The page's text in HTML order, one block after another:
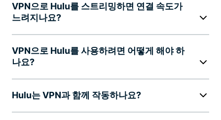
VPN으로 Hulu를 스트리밍하면 연결 속도가
느려지나요?
VPN으로 Hulu를 사용하려면 어떻게 해야 하
나요?
Hulu는 VPN과 함께 작동하나요?